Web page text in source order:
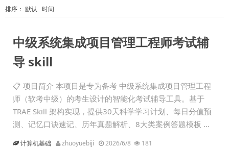
排序： 默认 时间
中级系统集成项目管理工程师考试辅
导 skill
📋 项目简介 本项目是专为备考 中级系统集成项目管理工程
师（软考中级）的考生设计的智能化考试辅导工具。基于
TRAE Skill 架构实现，提供30天科学学习计划、每日分值预
测、记忆口诀速记、历年真题解析、8大类案例答题模板 ...
计算机基础 zhuoyuebiji 2026/6/8 181